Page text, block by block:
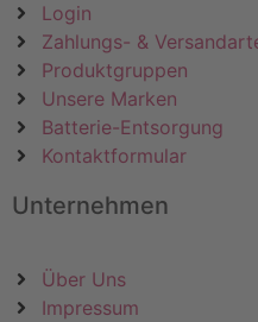
Login
Zahlungs- &
Produktgruppen
Unsere Marken
Batterie-Entsorgung
Kontaktformular
Unternehmen
Über Uns
Impressum